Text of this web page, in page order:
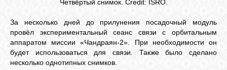
Четвёртый снимок. Credit: ISRO.
За несколько дней до прилунения посадочный модуль
провёл экспериментальный сеанс связи с орбитальным
аппаратом миссии «Чандраян-2». При необходимости он
будет использоваться для связи. Также было сделано
несколько однотипных снимков.